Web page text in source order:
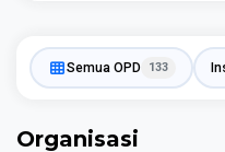
Semua OPD 133
Organisasi